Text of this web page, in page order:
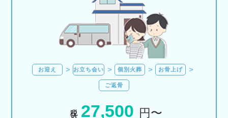
お迎え お立ち会い 個別火葬 お骨上げ
ご返骨
27,500 円〜